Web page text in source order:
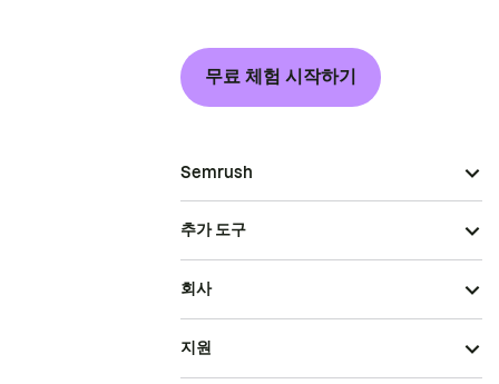
무료 체험 시작하기
Semrush
추가 도구
회사
지원